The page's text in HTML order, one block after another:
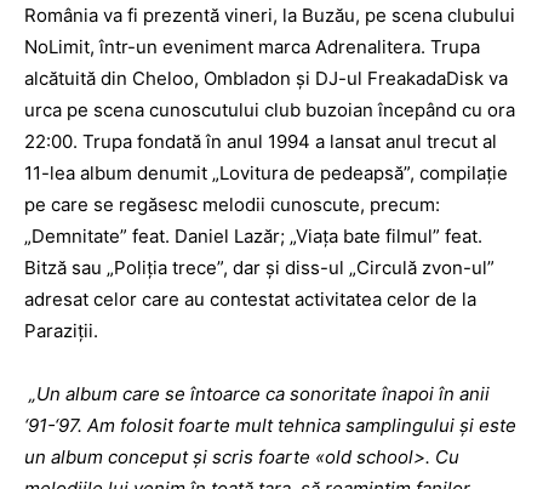
România va fi prezentă vineri, la Buzău, pe scena clubului
NoLimit, într-un eveniment marca Adrenalitera. Trupa
alcătuită din Cheloo, Ombladon şi DJ-ul FreakadaDisk va
urca pe scena cunoscutului club buzoian începând cu ora
22:00. Trupa fondată în anul 1994 a lansat anul trecut al
11-lea album denumit „Lovitura de pedeapsă”, compilaţie
pe care se regăsesc melodii cunoscute, precum:
„Demnitate” feat. Daniel Lazăr; „Viaţa bate filmul” feat.
Bitză sau „Poliţia trece”, dar şi diss-ul „Circulă zvon-ul”
adresat celor care au contestat activitatea celor de la
Paraziţii.
„Un album care se întoarce ca sonoritate înapoi în anii
‘91-‘97. Am folosit foarte mult tehnica samplingului și este
un album conceput și scris foarte «old school>. Cu